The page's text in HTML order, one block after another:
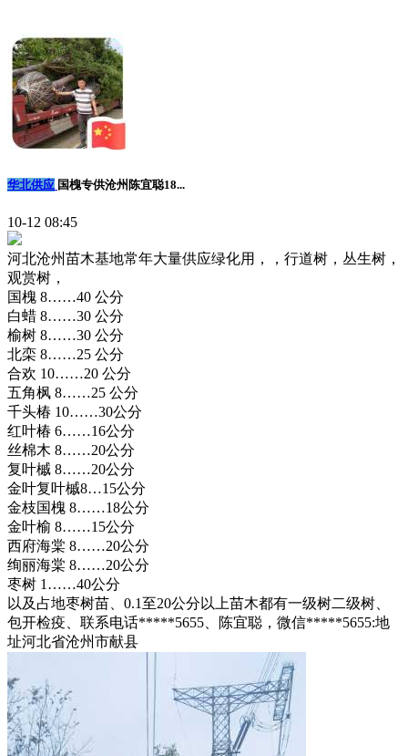
华北供应 国槐专供沧州陈宜聪18...
10-12 08:45
河北沧州苗木基地常年大量供应绿化用，，行道树，丛生树，
观赏树，
国槐 8……40 公分
白蜡 8……30 公分
榆树 8……30 公分
北栾 8……25 公分
合欢 10……20 公分
五角枫 8……25 公分
千头椿 10……30公分
红叶椿 6……16公分
丝棉木 8……20公分
复叶槭 8……20公分
金叶复叶槭8…15公分
金枝国槐 8……18公分
金叶榆 8……15公分
西府海棠 8……20公分
绚丽海棠 8……20公分
枣树 1……40公分
以及占地枣树苗、0.1至20公分以上苗木都有一级树二级树、
包开检疫、联系电话*****5655、陈宜聪，微信*****5655:地
址河北省沧州市献县